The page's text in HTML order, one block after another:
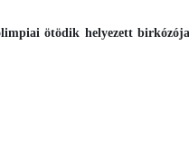
ötödik helyezett